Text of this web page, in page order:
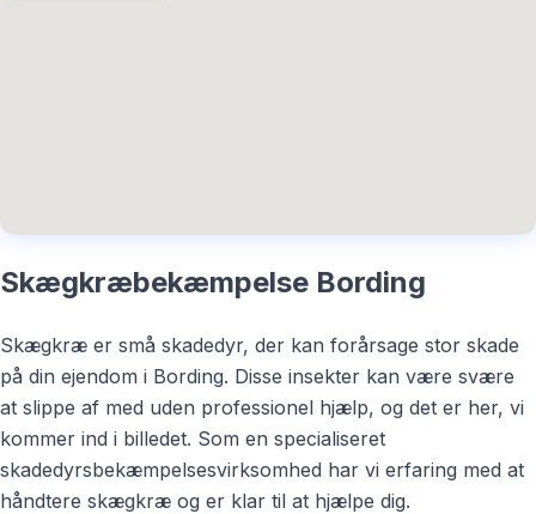
Skægkræbekæmpelse Bording
Skægkræ er små skadedyr, der kan forårsage stor skade
på din ejendom i Bording. Disse insekter kan være svære
at slippe af med uden professionel hjælp, og det er her, vi
kommer ind i billedet. Som en specialiseret
skadedyrsbekæmpelsesvirksomhed har vi erfaring med at
håndtere skægkræ og er klar til at hjælpe dig.